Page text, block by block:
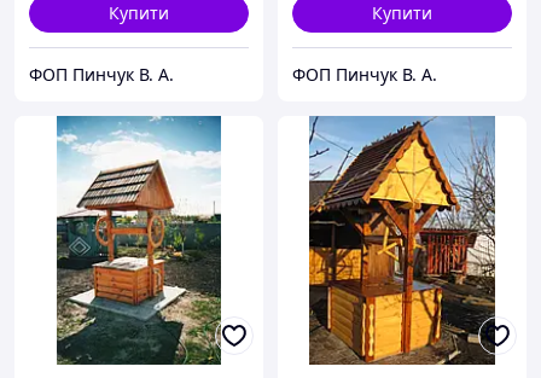
Купити
ФОП Пинчук В. А.
Купити
ФОП Пинчук В. А.